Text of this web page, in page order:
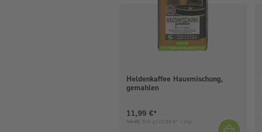
Heldenkaffee Hausmischung,
gemahlen
Aktueller Preis:
11,99 €*
Inhalt: 500 g (23,98 €* / 1kg)